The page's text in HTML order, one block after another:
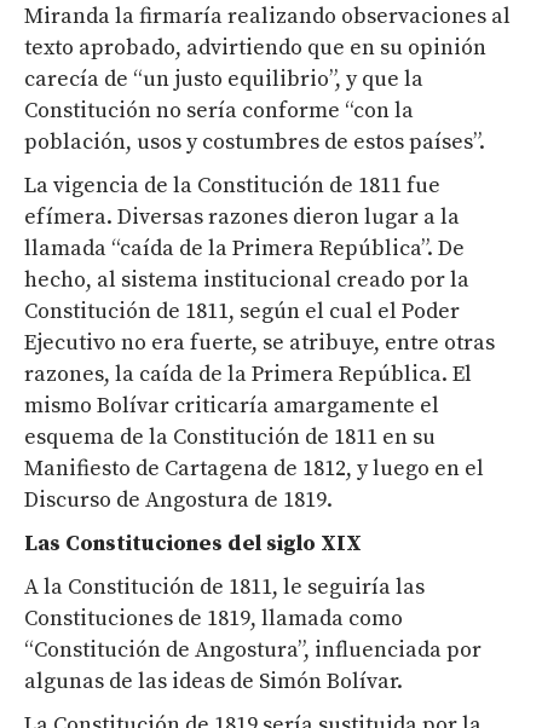
Miranda la firmaría realizando observaciones al
texto aprobado, advirtiendo que en su opinión
carecía de “un justo equilibrio”, y que la
Constitución no sería conforme “con la
población, usos y costumbres de estos países”.
La vigencia de la Constitución de 1811 fue
efímera. Diversas razones dieron lugar a la
llamada “caída de la Primera República”. De
hecho, al sistema institucional creado por la
Constitución de 1811, según el cual el Poder
Ejecutivo no era fuerte, se atribuye, entre otras
razones, la caída de la Primera República. El
mismo Bolívar criticaría amargamente el
esquema de la Constitución de 1811 en su
Manifiesto de Cartagena de 1812, y luego en el
Discurso de Angostura de 1819.
Las Constituciones del siglo XIX
A la Constitución de 1811, le seguiría las
Constituciones de 1819, llamada como
“Constitución de Angostura”, influenciada por
algunas de las ideas de Simón Bolívar.